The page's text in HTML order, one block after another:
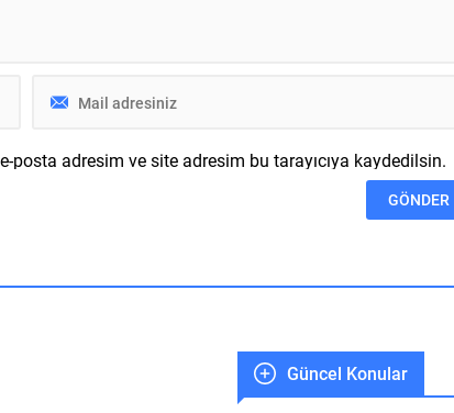
posta adresim ve site adresim bu tarayıcıya kaydedilsin.
Güncel Konular